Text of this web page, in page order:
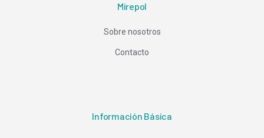
Mirepol
Sobre nosotros
Contacto
Información Básica